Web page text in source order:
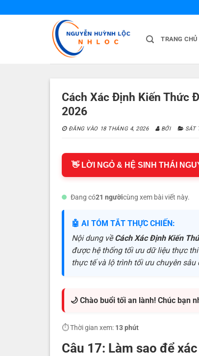
TRANG CHỦ
Cách Xác Định Kiến Thức
2026
ĐĂNG VÀO 18 THÁNG 4, 2026 BỞI SÁT
👋 LỜI NGỎ & HỆ SINH THÁI
Đang có21 ngườicùng xem bài viết này.
🤖 AI TÓM TẮT THỰC CHIẾN:
Nội dung vềCách Xác Định Kiến
được hệ thống tối ưu dữ liệu thực
thực tế và lộ trình tối ưu chuyên sâu
🌙 Chào buổi tối an lành! Chúc bạn
⏱️ Thời gian xem: 13 phút
Câu 17: Làm sao để